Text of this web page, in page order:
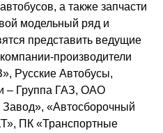
а также запчасти
модельный ряд и
представить ведущие
производители
Русские Автобусы,
– Группа ГАЗ, ОАО
«Автосборочный
ПК «Транспортные